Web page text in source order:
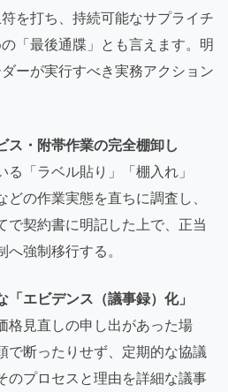
を打ち、持続可能なサプライチ
「最後通牒」とも言えます。明
ーが実行すべき実務アクション
ス・附帯作業の完全棚卸し
る「ラベル貼り」「棚入れ」
どの作業実態を直ちに調査し、
で契約書に明記した上で、正当
へ強制移行する。
「エビデンス（議事録）化」
格見直しの申し出があった場
で断ったりせず、定期的な協議
のプロセスと理由を詳細な議事